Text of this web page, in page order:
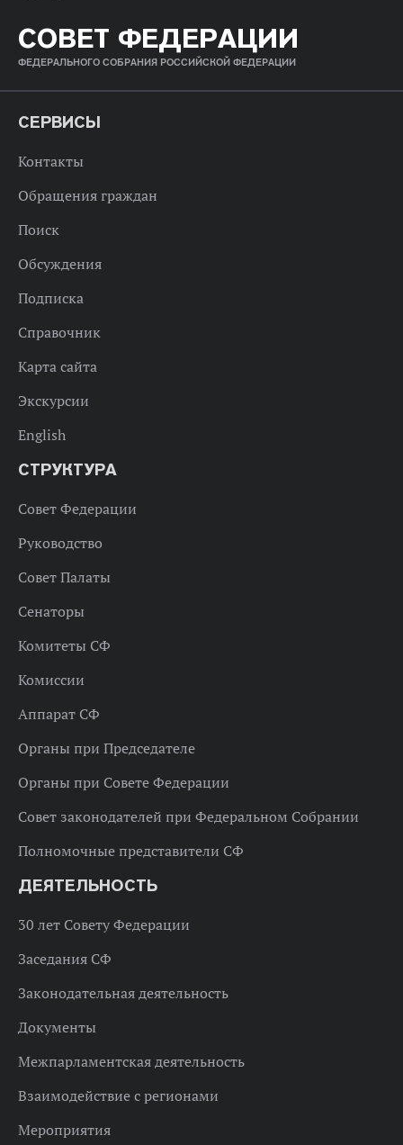
СОВЕТ ФЕДЕРАЦИИ
ФЕДЕРАЛЬНОГО СОБРАНИЯ РОССИЙСКОЙ ФЕДЕРАЦИИ
СЕРВИСЫ
Контакты
Обращения граждан
Поиск
Обсуждения
Подписка
Справочник
Карта сайта
Экскурсии
English
СТРУКТУРА
Совет Федерации
Руководство
Совет Палаты
Сенаторы
Комитеты СФ
Комиссии
Аппарат СФ
Органы при Председателе
Органы при Совете Федерации
Совет законодателей при Федеральном Собрании
Полномочные представители СФ
ДЕЯТЕЛЬНОСТЬ
30 лет Совету Федерации
Заседания СФ
Законодательная деятельность
Документы
Межпарламентская деятельность
Взаимодействие с регионами
Мероприятия